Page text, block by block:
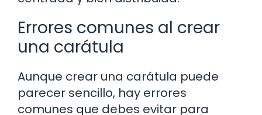
Errores comunes al crear
una carátula
Aunque crear una carátula puede
parecer sencillo, hay errores
comunes que debes evitar para